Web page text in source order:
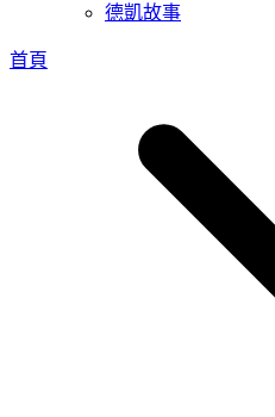
德凱故事
首頁